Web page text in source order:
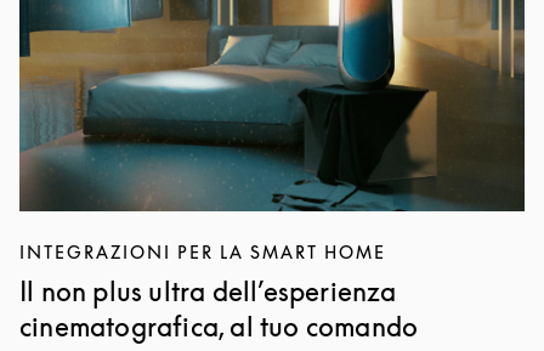
INTEGRAZIONI PER LA SMART HOME
Il non plus ultra dell’esperienza
cinematografica, al tuo comando